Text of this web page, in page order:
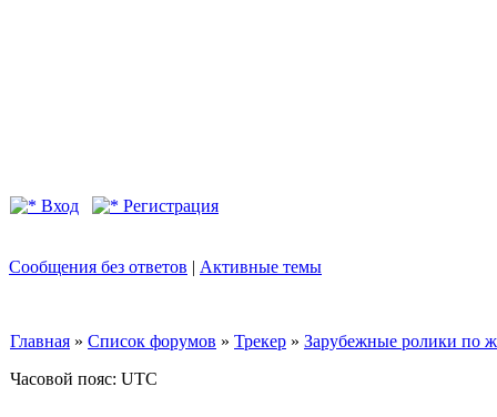
Вход Регистрация
Сообщения без ответов | Активные темы
Главная » Список форумов » Трекер » Зарубежные ролики по
Часовой пояс: UTC